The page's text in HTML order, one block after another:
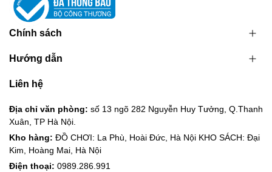
thùng khui hàng kiểm đếm từng thùng (1 thùng 1 video). Hàng
thiếu thừa, lỗi do nhà sản xuất kho sẽ bảo hành đổi trả cho khách
Liên hệ Hotline để giải đáp mọi thắc mắc về sản phẩm:
0989.286.991
💌Cám ơn sự đồng hành của quý đại lý cùng Tổng kho Tutikids
https://tongkhotutikids.com/
Chính sách
Hướng dẫn
Liên hệ
Địa chỉ văn phòng: số 13 ngõ 282 Nguyễn Huy Tưởng, Q.Thanh
Xuân, TP Hà Nội.
Kho hàng: ĐỒ CHƠI: La Phù, Hoài Đức, Hà Nội KHO SÁCH: Đại
Kim, Hoàng Mai, Hà Nội
Điện thoại: 0989.286.991